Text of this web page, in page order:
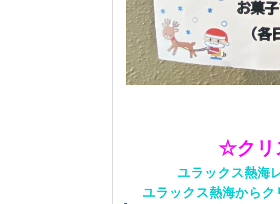
☆クリ
ユラックス熱海
ユラックス熱海からク